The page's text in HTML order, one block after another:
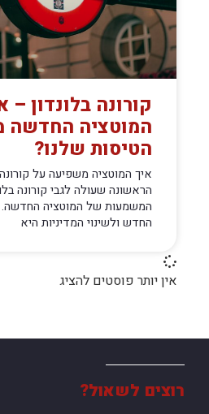
קורונה בלונדון –
המוטציה החדשה
הטיסות שלנו?
איך המוטציה משפיעה על
הראשונה שעולה לגבי קורונה
המשמעות של המוטציה
החדש ולשינוי המדיניות היא
אין יותר פוסטים להציג
רוצים לשאול?